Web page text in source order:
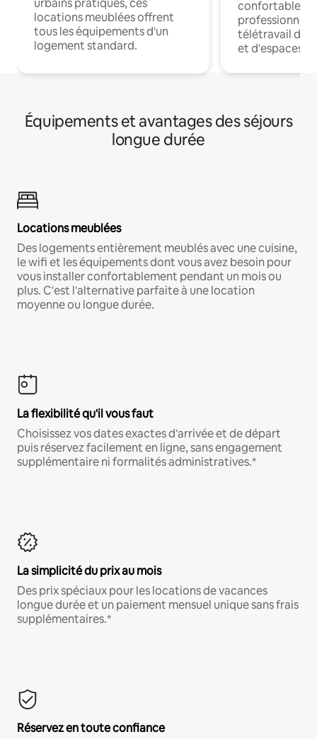
urbains pratiques, ces
locations meublées offrent
tous les équipements d'un
logement standard.
confortables
professionnels
télétravail
et d'espaces
Équipements et avantages des séjours
longue durée
Locations meublées
Des logements entièrement meublés avec une cuisine,
le wifi et les équipements dont vous avez besoin pour
vous installer confortablement pendant un mois ou
plus. C'est l'alternative parfaite à une location
moyenne ou longue durée.
La flexibilité qu'il vous faut
Choisissez vos dates exactes d'arrivée et de départ
puis réservez facilement en ligne, sans engagement
supplémentaire ni formalités administratives.*
La simplicité du prix au mois
Des prix spéciaux pour les locations de vacances
longue durée et un paiement mensuel unique sans frais
supplémentaires.*
Réservez en toute confiance